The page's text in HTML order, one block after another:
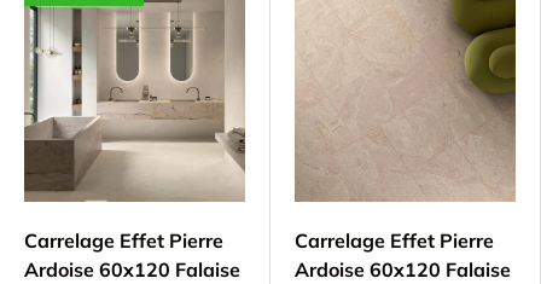
Carrelage Effet Pierre
Ardoise 60x120 Falaise
Carrelage Effet Pierre
Ardoise 60x120 Falaise